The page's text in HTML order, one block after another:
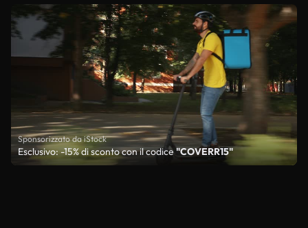
Sponsorizzato da iStock
Esclusivo: -15% di sconto con il codice"COVERR15"